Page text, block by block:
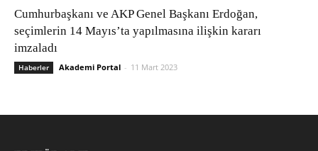
Cumhurbaşkanı ve AKP Genel Başkanı Erdoğan,
seçimlerin 14 Mayıs’ta yapılmasına ilişkin kararı
imzaladı
Haberler Akademi Portal - 11 Mart 2023